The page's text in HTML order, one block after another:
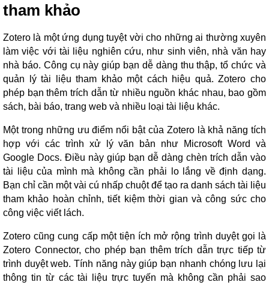
tham khảo
Zotero là một ứng dụng tuyệt vời cho những ai thường xuyên
làm việc với tài liệu nghiên cứu, như sinh viên, nhà văn hay
nhà báo. Công cụ này giúp bạn dễ dàng thu thập, tổ chức và
quản lý tài liệu tham khảo một cách hiệu quả. Zotero cho
phép bạn thêm trích dẫn từ nhiều nguồn khác nhau, bao gồm
sách, bài báo, trang web và nhiều loại tài liệu khác.
Một trong những ưu điểm nổi bật của Zotero là khả năng tích
hợp với các trình xử lý văn bản như Microsoft Word và
Google Docs. Điều này giúp bạn dễ dàng chèn trích dẫn vào
tài liệu của mình mà không cần phải lo lắng về định dạng.
Bạn chỉ cần một vài cú nhấp chuột để tạo ra danh sách tài liệu
tham khảo hoàn chỉnh, tiết kiệm thời gian và công sức cho
công việc viết lách.
Zotero cũng cung cấp một tiện ích mở rộng trình duyệt gọi là
Zotero Connector, cho phép bạn thêm trích dẫn trực tiếp từ
trình duyệt web. Tính năng này giúp bạn nhanh chóng lưu lại
thông tin từ các tài liệu trực tuyến mà không cần phải sao